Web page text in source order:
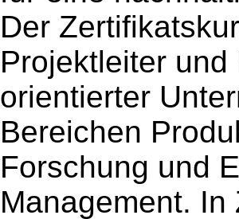
Der
Projektleiter
orientierter
Bereichen
Forschung und
Management.